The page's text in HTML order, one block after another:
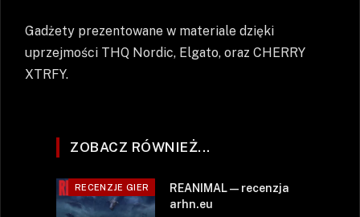
Gadżety prezentowane w materiale dzięki
uprzejmości THQ Nordic, Elgato, oraz CHERRY
XTRFY.
ZOBACZ RÓWNIEŻ...
RECENZJE GIER
REANIMAL — recenzja
arhn.eu